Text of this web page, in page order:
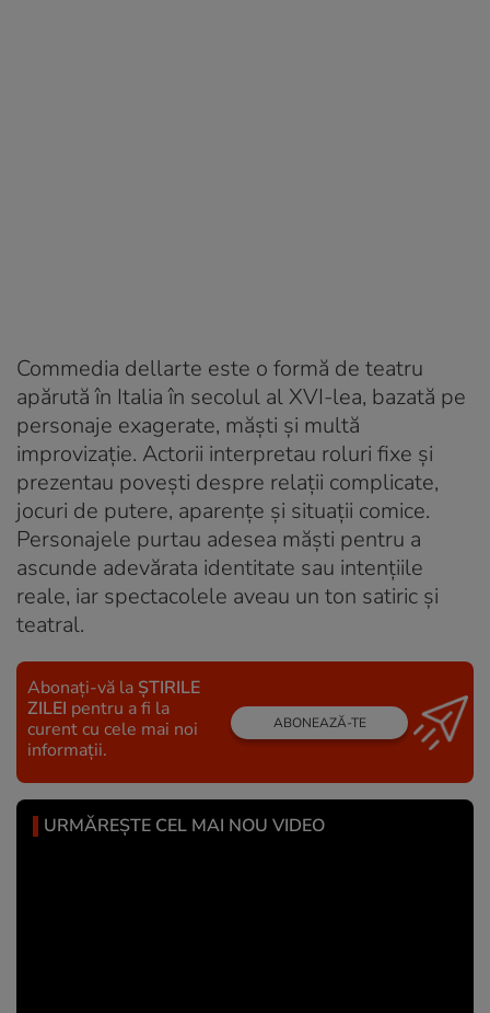
Commedia dellarte este o formă de teatru
apărută în Italia în secolul al XVI-lea, bazată pe
personaje exagerate, măști și multă
improvizație. Actorii interpretau roluri fixe și
prezentau povești despre relații complicate,
jocuri de putere, aparențe și situații comice.
Personajele purtau adesea măști pentru a
ascunde adevărata identitate sau intențiile
reale, iar spectacolele aveau un ton satiric și
teatral.
Abonați-vă la ȘTIRILE
ZILEI pentru a fi la
curent cu cele mai noi
informații.
ABONEAZĂ-TE
URMĂREȘTE CEL MAI NOU VIDEO